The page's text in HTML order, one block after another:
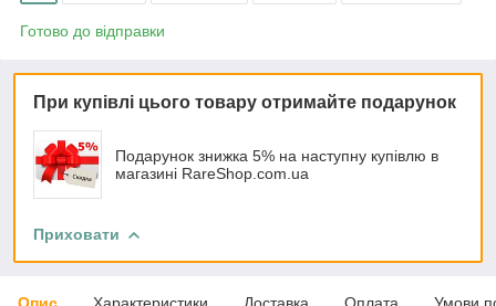
Готово до відправки
При купівлі цього товару отримайте подарунок
Подарунок знижка 5% на наступну купівлю в
магазині RareShop.com.ua
Приховати
Опис Характеристики Доставка Оплата Умови